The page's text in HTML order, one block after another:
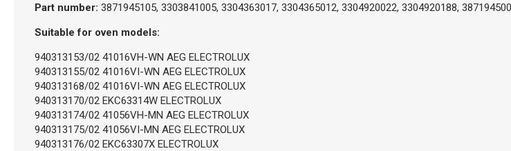
Part number: 3871945105, 3303841005, 3304363017, 3304365012, 3304920022, 3304920188,
Suitable for oven models:
940313153/02 41016VH-WN AEG ELECTROLUX
940313155/02 41016VI-WN AEG ELECTROLUX
940313168/02 41016VI-WN AEG ELECTROLUX
940313170/02 EKC63314W ELECTROLUX
940313174/02 41056VH-MN AEG ELECTROLUX
940313175/02 41056VI-MN AEG ELECTROLUX
940313176/02 EKC63307X ELECTROLUX